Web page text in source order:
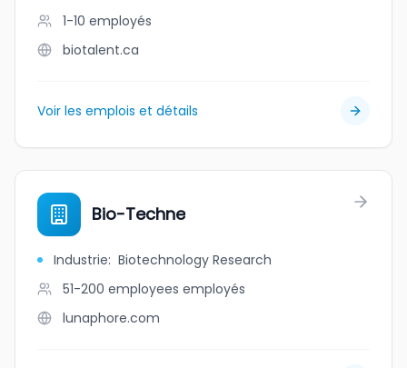
1-10 employés
biotalent.ca
Voir les emplois et détails
Bio-Techne
Industrie: Biotechnology Research
51-200 employees employés
lunaphore.com